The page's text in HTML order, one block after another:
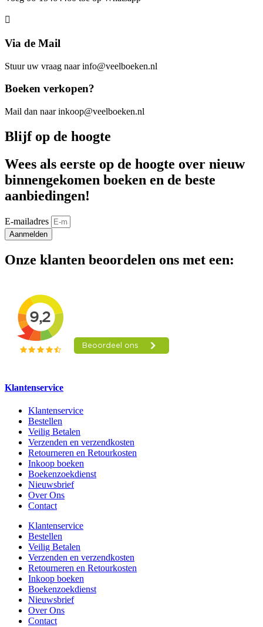
Via de Mail
Stuur uw vraag naar info@veelboeken.nl
Boeken verkopen?
Mail dan naar inkoop@veelboeken.nl
Blijf op de hoogte
Wees als eerste op de hoogte over nieuw
binnengekomen boeken en de beste
aanbiedingen!
E-mailadres
Aanmelden
Onze klanten beoordelen ons met een:
Klantenservice
Klantenservice
Bestellen
Veilig Betalen
Verzenden en verzendkosten
Retourneren en Retourkosten
Inkoop boeken
Boekenzoekdienst
Nieuwsbrief
Over Ons
Contact
Klantenservice
Bestellen
Veilig Betalen
Verzenden en verzendkosten
Retourneren en Retourkosten
Inkoop boeken
Boekenzoekdienst
Nieuwsbrief
Over Ons
Contact